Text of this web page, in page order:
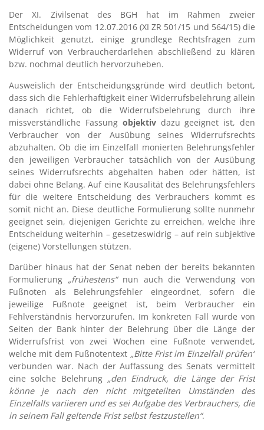
Der XI. Zivilsenat des BGH hat im Rahmen zweier
Entscheidungen vom 12.07.2016 (XI ZR 501/15 und 564/15) die
Möglichkeit genutzt, einige grundlege Rechtsfragen zum
Widerruf von Verbraucherdarlehen abschließend zu klären
bzw. nochmal deutlich hervorzuheben.
Ausweislich der Entscheidungsgründe wird deutlich betont,
dass sich die Fehlerhaftigkeit einer Widerrufsbelehrung allein
danach richtet, ob die Widerrufsbelehrung durch ihre
missverständliche Fassung objektivdazu geeignet ist, den
Verbraucher von der Ausübung seines Widerrufsrechts
abzuhalten. Ob die im Einzelfall monierten Belehrungsfehler
den jeweiligen Verbraucher tatsächlich von der Ausübung
seines Widerrufsrechts abgehalten haben oder hätten, ist
dabei ohne Belang. Auf eine Kausalität des Belehrungsfehlers
für die weitere Entscheidung des Verbrauchers kommt es
somit nicht an. Diese deutliche Formulierung sollte nunmehr
geeignet sein, diejenigen Gerichte zu erreichen, welche ihre
Entscheidung weiterhin – gesetzeswidrig – auf rein subjektive
(eigene) Vorstellungen stützen.
Darüber hinaus hat der Senat neben der bereits bekannten
Formulierung „frühestens“nun auch die Verwendung von
Fußnoten als Belehrungsfehler eingeordnet, sofern die
jeweilige Fußnote geeignet ist, beim Verbraucher ein
Fehlverständnis hervorzurufen. Im konkreten Fall wurde von
Seiten der Bank hinter der Belehrung über die Länge der
Widerrufsfrist von zwei Wochen eine Fußnote verwendet,
welche mit dem Fußnotentext „Bitte Frist im Einzelfall prüfen“
verbunden war. Nach der Auffassung des Senats vermittelt
eine solche Belehrung „den Eindruck, die Länge der Frist
könne je nach den nicht mitgeteilten Umständen des
Einzelfalls variieren und es sei Aufgabe des Verbrauchers, die
in seinem Fall geltende Frist selbst festzustellen“.